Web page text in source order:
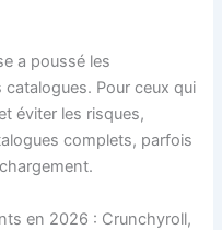
a poussé les
Pour ceux qui
éviter les risques,
complets, parfois
en 2026 : Crunchyroll,